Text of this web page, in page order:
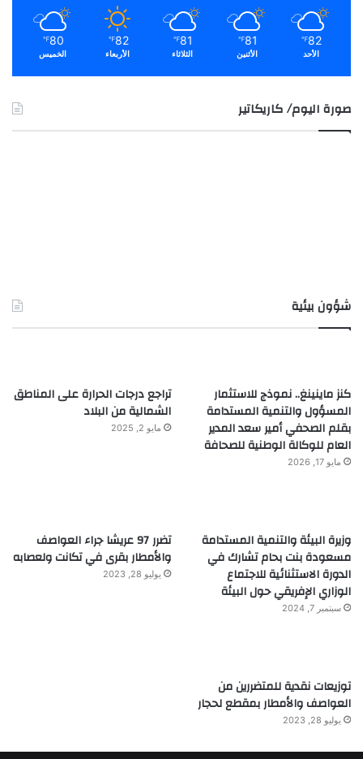
82
℉
الأحد
81
℉
الأثنين
81
℉
الثلاثاء
82
℉
الأربعاء
80
℉
الخميس
صورة اليوم/ كاريكاتير
شؤون بيئية
كنز ماينينغ.. نموذج للاستثمار
المسؤول والتنمية المستدامة
بقلم الصحفي أمير سعد المدير
العام للوكالة الوطنية للصحافة
مايو 17, 2026
تراجع درجات الحرارة على المناطق
الشمالية من البلاد
مايو 2, 2025
وزيرة البيئة والتنمية المستدامة
مسعودة بنت بحام تشارك في
الدورة الاستثنائية للاجتماع
الوزاري الإفريقي حول البيئة
سبتمبر 7, 2024
تضرر 97 عريشا جراء العواصف
والأمطار بقرى في تكانت ولعصابه
يوليو 28, 2023
توزيعات نقدية للمتضررين من
العواصف والأمطار بمقطع لحجار
يوليو 28, 2023